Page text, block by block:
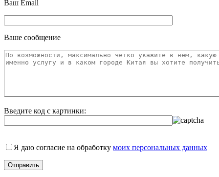
Ваш Email
Ваше сообщение
Введите код с картинки:
Я даю согласие на обработку моих персональных данных